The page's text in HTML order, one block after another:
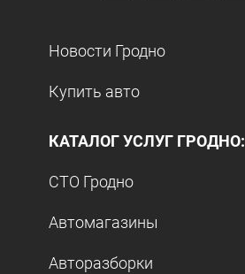
Новости Гродно
Купить авто
КАТАЛОГ УСЛУГ ГРОДНО:
СТО Гродно
Автомагазины
Авторазборки